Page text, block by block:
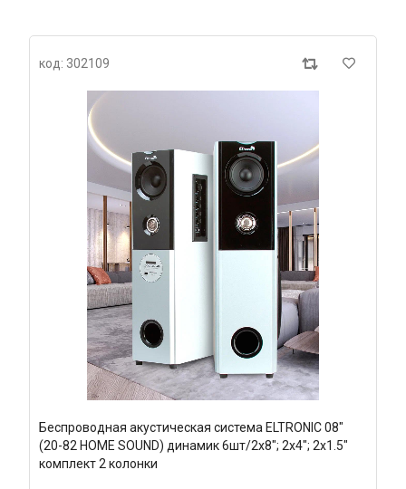
код: 302109
Беспроводная акустическая система ELTRONIC 08"
(20-82 HOME SOUND) динамик 6шт/2х8"; 2х4"; 2х1.5"
комплект 2 колонки